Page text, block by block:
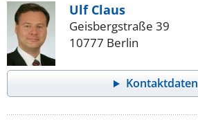
Ulf Claus
Geisbergstraße 39
10777 Berlin
Kontaktdaten